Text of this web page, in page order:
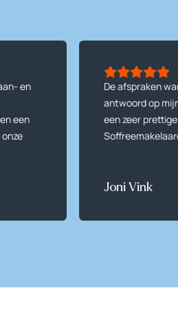
en
een
De afspraken
antwoord op
een zeer
Joni Vink